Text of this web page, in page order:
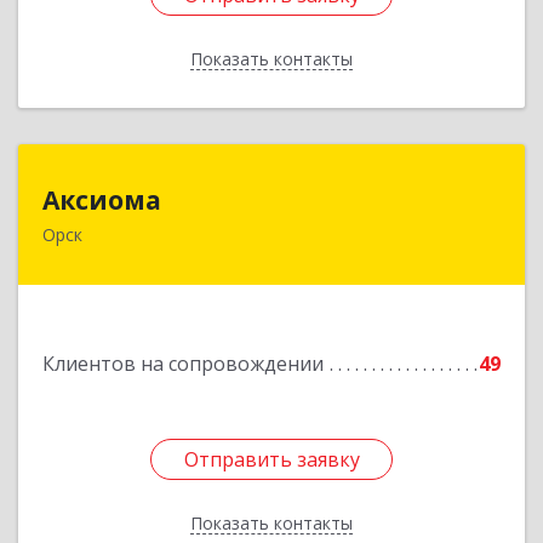
Показать контакты
Назад
Аксиома
Орск
Клиентов на сопровождении 49
Отправить заявку
Показать контакты
462431, Оренбургская обл, Орск г, Ленина пр-
Отправить заявку
Назад